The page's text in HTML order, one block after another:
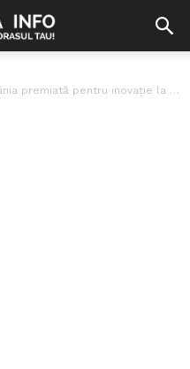
inovație la Topul Național al Firmelor din județul...